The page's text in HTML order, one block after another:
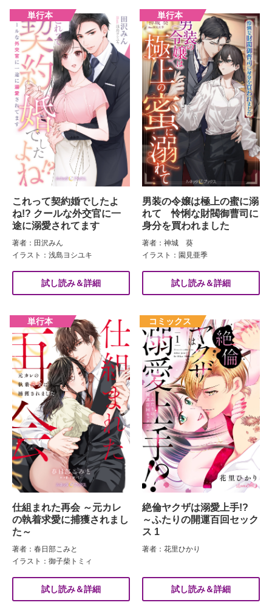
これって契約婚でしたよ
ね!? クールな外交官に一
途に溺愛されてます
著者：田沢みん
イラスト：浅島ヨシユキ
試し読み＆詳細
男装の令嬢は極上の蜜に溺
れて 怜悧な財閥御曹司に
身分を買われました
著者：神城 葵
イラスト：園見亜季
試し読み＆詳細
仕組まれた再会 ～元カレ
の執着求愛に捕獲されまし
た～
著者：春日部こみと
イラスト：御子柴トミィ
試し読み＆詳細
絶倫ヤクザは溺愛上手!?
～ふたりの開運百回セック
ス 1
著者：花里ひかり
試し読み＆詳細